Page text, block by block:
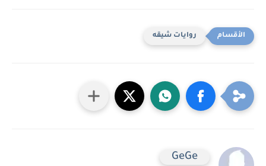
روايات شيقه
GeGe